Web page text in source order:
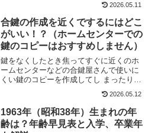
味や日常会話での使い方を例文付きでわ
かりやすく解説。仕事や英会話で役立つ
知識を今すぐチェック！
2026.05.11
合鍵の作成を近くでするにはどこ
がいい！？（ホームセンターでの
鍵のコピーはおすすめしません）
鍵をなくしたとき焦ってすぐに近くのホ
ームセンターなどの合鍵屋さんで使いに
くい鍵のコピーを作成してし まったり。
まり良いことがありません。 鍵を実際に
なくしてしまった筆者の経験をもとにど
う合鍵の作成をすれば安心かあとあとの
ことを考えながら詳しく説明
2026.05.12
1963年（昭和38年）生まれの年
齢は？年齢早見表と入学、卒業年